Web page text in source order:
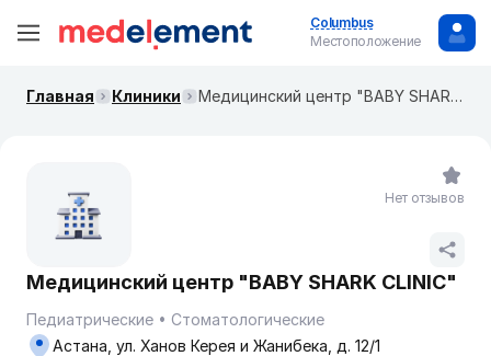
Columbus
Местоположение
Главная Клиники Медицинский центр "BABY SHARK CLINIC"
Медицинский центр "BABY SHARK CLINIC"
Педиатрические
Стоматологические
Астана, ул. Ханов Керея и Жанибека, д. 12/1
Нет отзывов